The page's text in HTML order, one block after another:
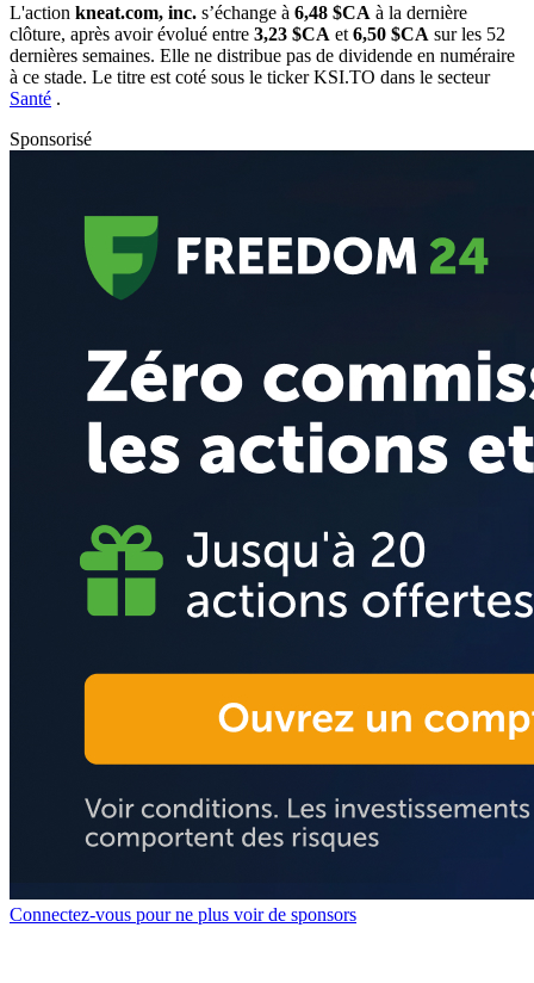
L'action kneat.com, inc. s’échange à 6,48 $CA à la dernière
clôture, après avoir évolué entre 3,23 $CA et 6,50 $CA sur les 52
dernières semaines. Elle ne distribue pas de dividende en numéraire
à ce stade. Le titre est coté sous le tickerKSI.TO dans le secteur
Santé .
Sponsorisé
Connectez-vous pour ne plus voir de sponsors